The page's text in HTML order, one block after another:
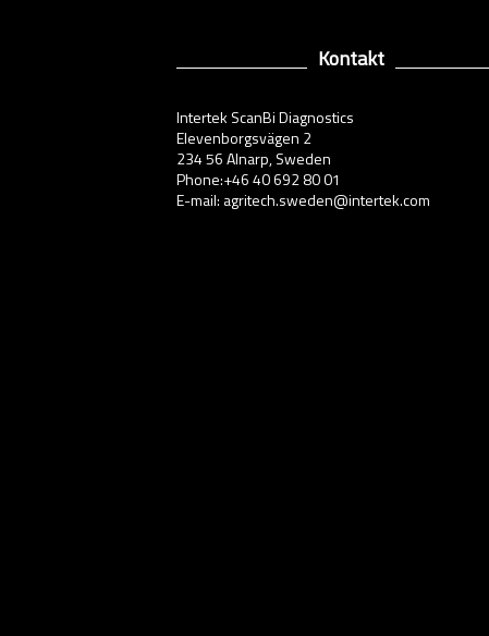
Kontakt
Intertek ScanBi Diagnostics
Elevenborgsvägen 2
234 56 Alnarp, Sweden
Phone:+46 40 692 80 01
E-mail: agritech.sweden@intertek.com